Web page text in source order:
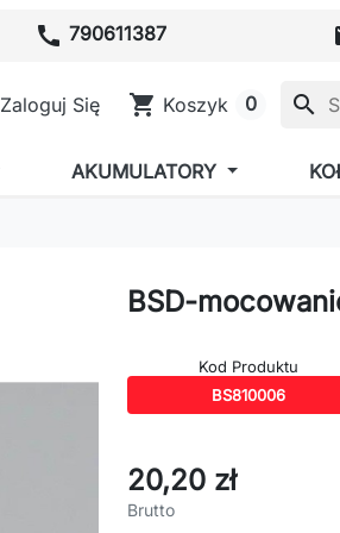
call 790611387
Zaloguj Się shopping_cart Koszyk 0 search
AKUMULATORY
BSD-
Kod Produktu
BS810006
20,20 zł
Brutto